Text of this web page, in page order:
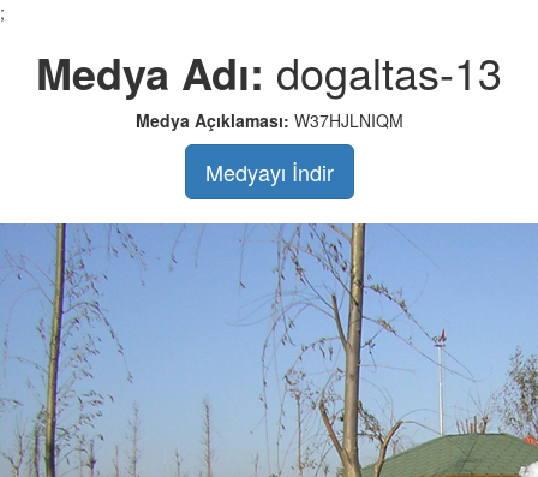
;
Medya Adı: dogaltas-13
Medya Açıklaması: W37HJLNIQM
Medyayı İndir